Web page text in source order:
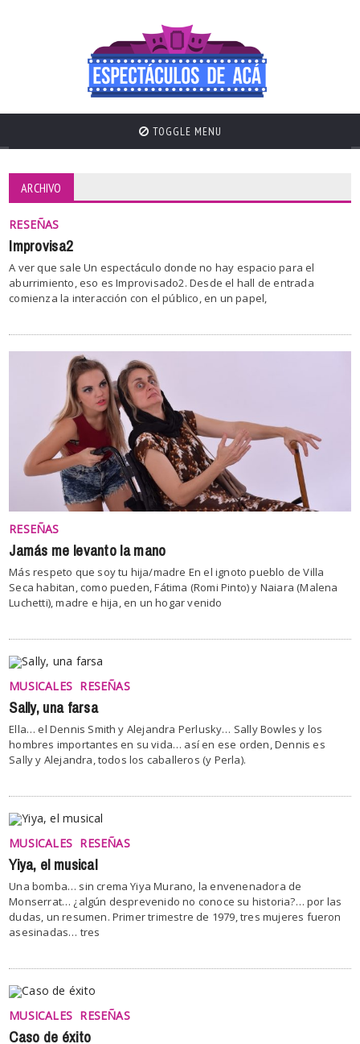
TOGGLE MENU
ARCHIVO
RESEÑAS
Improvisa2
A ver que sale Un espectáculo donde no hay espacio para el
aburrimiento, eso es Improvisado2. Desde el hall de entrada
comienza la interacción con el público, en un papel,
RESEÑAS
Jamás me levanto la mano
Más respeto que soy tu hija/madre En el ignoto pueblo de Villa
Seca habitan, como pueden, Fátima (Romi Pinto) y Naiara (Malena
Luchetti), madre e hija, en un hogar venido
MUSICALES RESEÑAS
Sally, una farsa
Ella… el Dennis Smith y Alejandra Perlusky… Sally Bowles y los
hombres importantes en su vida… así en ese orden, Dennis es
Sally y Alejandra, todos los caballeros (y Perla).
MUSICALES RESEÑAS
Yiya, el musical
Una bomba… sin crema Yiya Murano, la envenenadora de
Monserrat… ¿algún desprevenido no conoce su historia?… por las
dudas, un resumen. Primer trimestre de 1979, tres mujeres fueron
asesinadas… tres
MUSICALES RESEÑAS
Caso de éxito